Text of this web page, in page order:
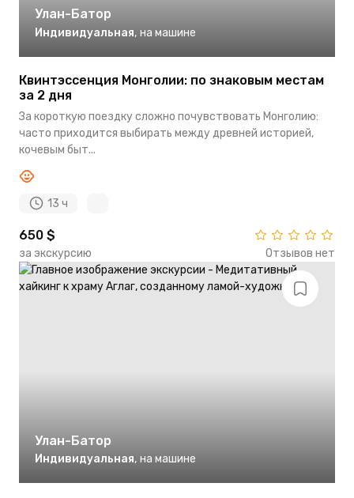
Улан-Батор
Индивидуальная, на машине
Квинтэссенция Монголии: по знаковым местам
за 2 дня
За короткую поездку сложно почувствовать Монголию:
часто приходится выбирать между древней историей,
кочевым быт...
13 ч
650 $
за экскурсию Отзывов нет
Улан-Батор
Индивидуальная, на машине